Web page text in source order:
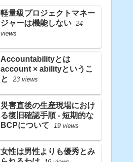
軽量級プロジェクトマネー
ジャーは機能しない 24
views
Accountabilityとは
account × abilityというこ
と
23 views
災害直後の生産現場におけ
る復旧確認手順 - 短期的な
BCPについて
19 views
女性は男性よりも優秀とみ